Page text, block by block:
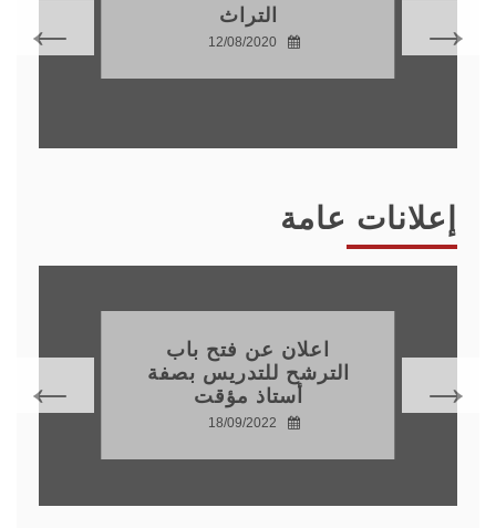
التراث
12/08/2020
إعلانات عامة
اعلان عن فتح باب
الترشح للتدريس بصفة
أستاذ مؤقت
18/09/2022